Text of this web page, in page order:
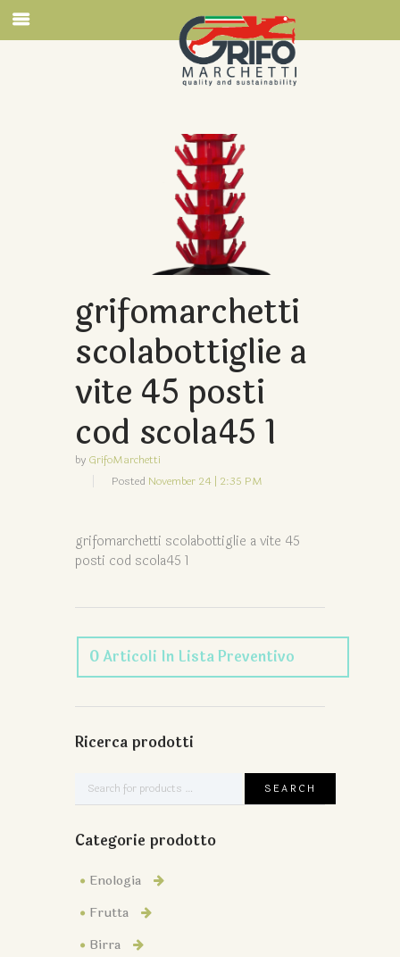
grifomarchetti
scolabottiglie a
vite 45 posti
cod scola45 1
by GrifoMarchetti
Posted November 24 | 2:35 PM
grifomarchetti scolabottiglie a vite 45
posti cod scola45 1
0Articoli In Lista Preventivo
Ricerca prodotti
Categorie prodotto
Enologia
Frutta
Birra